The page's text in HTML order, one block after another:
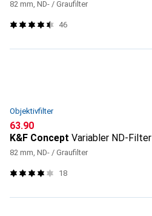
82 mm, ND- / Graufilter
46
Objektivfilter
CHF
63.90
K&F Concept Variabler ND-Filter
82 mm, ND- / Graufilter
18